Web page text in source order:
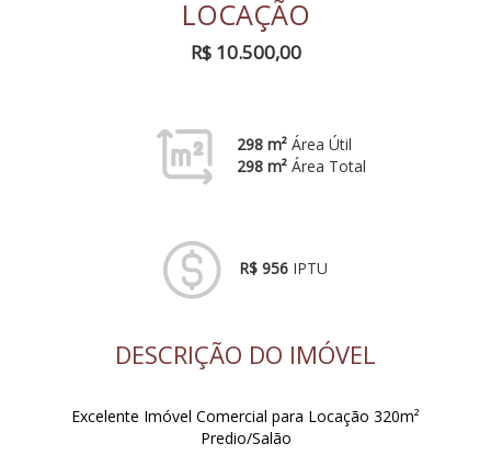
LOCAÇÃO
R$ 10.500,00
298 m² Área Útil
298 m² Área Total
R$ 956 IPTU
DESCRIÇÃO DO IMÓVEL
Excelente Imóvel Comercial para Locação 320m²
Predio/Salão